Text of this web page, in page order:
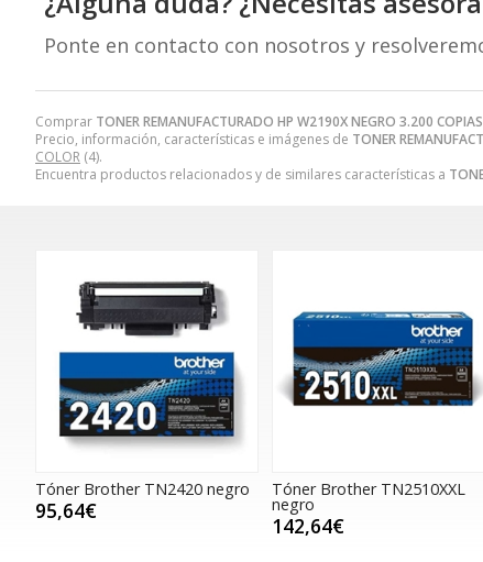
Comprar TONER REMANUFACTURADO HP W2190X NEGRO 3.200 COPIAS
Precio, información, características e imágenes de TONER
COLOR (4).
Encuentra productos relacionados y de similares características a
Ponte en contacto con nosotros y
Tóner Brother TN2420 negro
95,64€
Tóner Brother TN2510XXL
negro
142,64€